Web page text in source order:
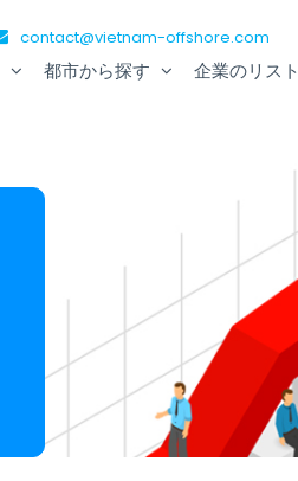
contact@vietnam-offshore.com
都市から探す 企業のリスト